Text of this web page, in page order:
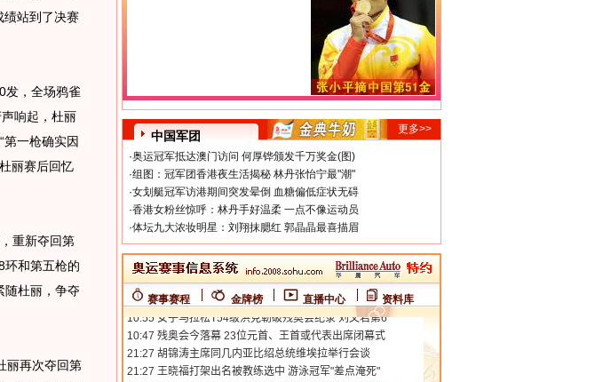
绩站到了决赛
，全场鸦雀
响起，杜丽
一枪确实因
丽赛后回忆
重新夺回第
环和第五枪的
随杜丽，争夺
再次夺回第
中国军团
更多>>
·奥运冠军抵达澳门访问 何厚铧颁发千万奖金(图)
·组图：冠军团香港夜生活揭秘 林丹张怡宁最"潮"
·女划艇冠军访港期间突发晕倒 血糖偏低症状无碍
·香港女粉丝惊呼：林丹手好温柔 一点不像运动员
·体坛九大浓妆明星：刘翔抹腮红 郭晶晶最喜描眉
赛事赛程 金牌榜 直播中心 资料库